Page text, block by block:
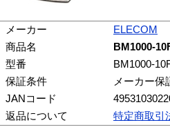
メーカー
ELECOM
商品名
BM1000-
型番
BM1000-
保証条件
メーカー保
JANコード
返品について
特定商取引